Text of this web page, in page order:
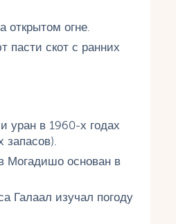
открытом огне.
пасти скот с ранних
уран в 1960-х годах
Могадишо основан в
Галаал изучал погоду